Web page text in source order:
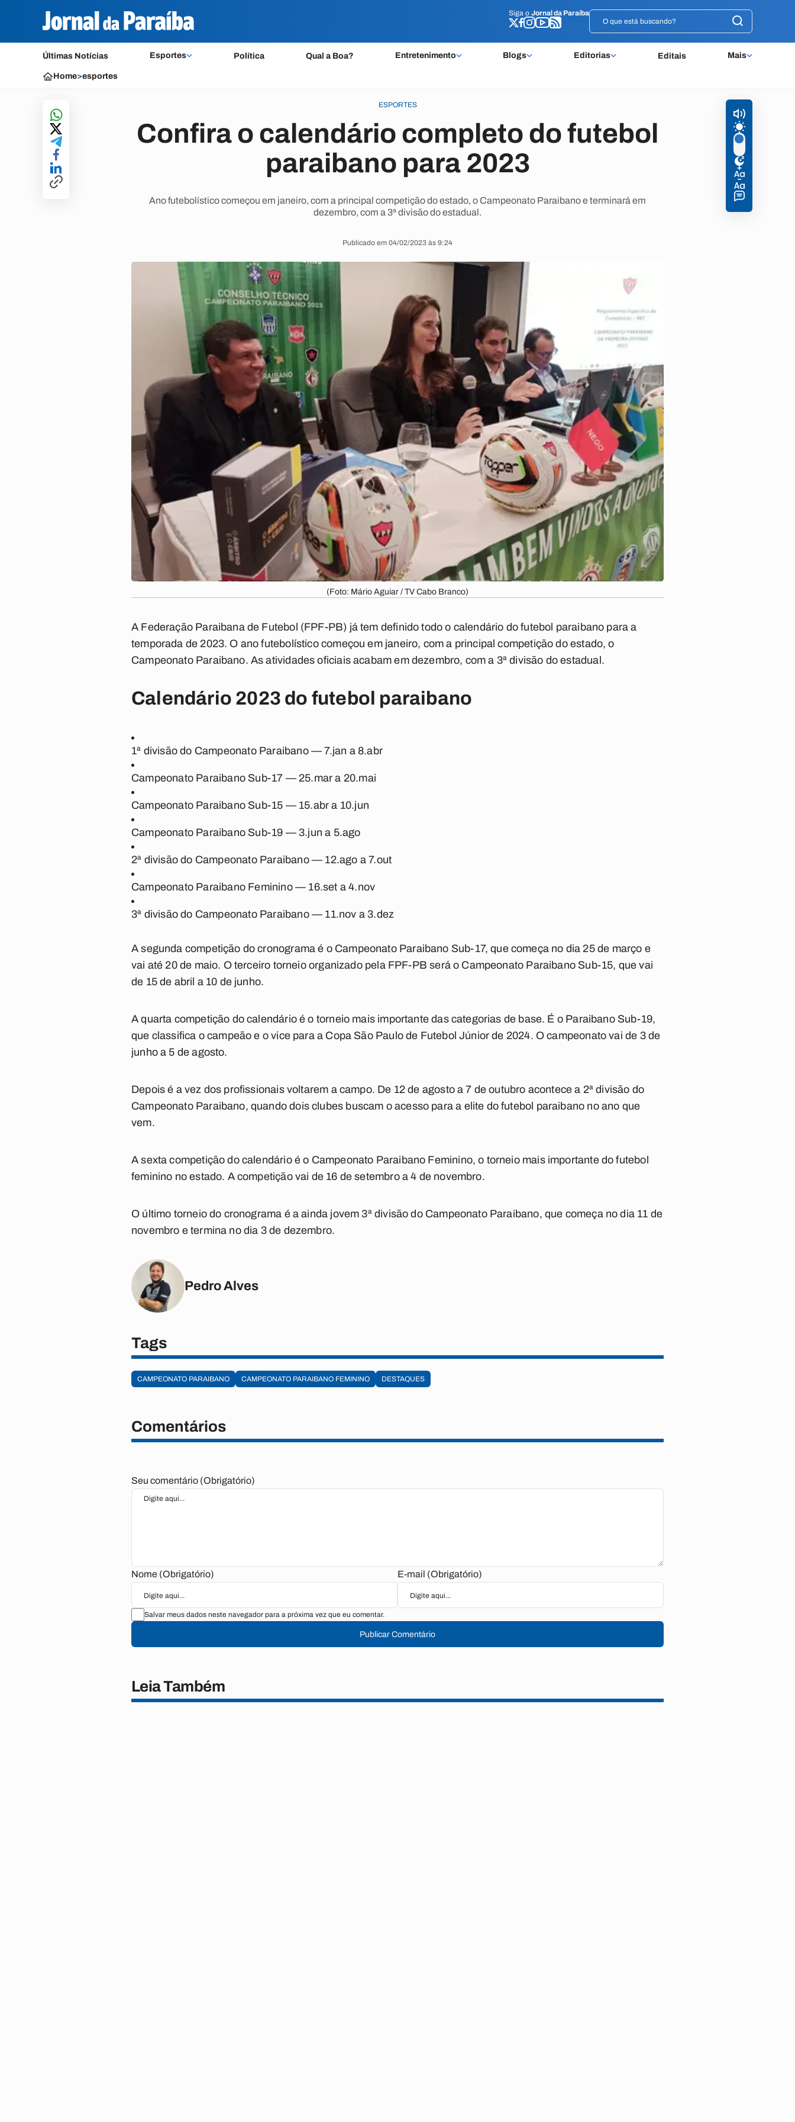
Siga o Jornal da Paraíba
Últimas Notícias Esportes Política Qual a Boa? Entretenimento Blogs Editorias Editais Mais
Siga o Jornal da Paraíba
Home>esportes
ESPORTES
Confira o calendário completo do futebol
paraibano para 2023
Ano futebolístico começou em janeiro, com a principal competição do estado, o Campeonato Paraibano e terminará em
dezembro, com a 3ª divisão do estadual.
Publicado em 04/02/2023 às 9:24
(Foto: Mário Aguiar / TV Cabo Branco)
A Federação Paraibana de Futebol (FPF-PB) já tem definido todo o calendário do futebol paraibano para a
temporada de 2023. O ano futebolístico começou em janeiro, com a principal competição do estado, o
Campeonato Paraibano. As atividades oficiais acabam em dezembro, com a 3ª divisão do estadual.
Calendário 2023 do futebol paraibano
1ª divisão do Campeonato Paraibano —7.jan a 8.abr
Campeonato Paraibano Sub-17 — 25.mar a 20.mai
Campeonato Paraibano Sub-15 — 15.abr a 10.jun
Campeonato Paraibano Sub-19 — 3.jun a 5.ago
2ª divisão do Campeonato Paraibano— 12.ago a 7.out
Campeonato Paraibano Feminino — 16.set a 4.nov
3ª divisão do Campeonato Paraibano — 11.nov a 3.dez
A segunda competição do cronograma é o Campeonato Paraibano Sub-17, que começa no dia 25 de março e
vai até 20 de maio. O terceiro torneio organizado pela FPF-PB será o Campeonato Paraibano Sub-15, que vai
de 15 de abril a 10 de junho.
A quarta competição do calendário é o torneio mais importante das categorias de base. É o Paraibano Sub-19,
que classifica o campeão e o vice para a Copa São Paulo de Futebol Júnior de 2024. O campeonato vai de 3 de
junho a 5 de agosto.
Depois é a vez dos profissionais voltarem a campo. De 12 de agosto a 7 de outubro acontece a 2ª divisão do
Campeonato Paraibano, quando dois clubes buscam o acesso para a elite do futebol paraibano no ano que
vem.
A sexta competição do calendário é o Campeonato Paraibano Feminino, o torneio mais importante do futebol
feminino no estado. A competição vai de 16 de setembro a 4 de novembro.
O último torneio do cronograma é a ainda jovem 3ª divisão do Campeonato Paraibano, que começa no dia 11 de
novembro e termina no dia 3 de dezembro.
Pedro Alves
Tags
CAMPEONATO PARAIBANO CAMPEONATO PARAIBANO FEMININO DESTAQUES
Comentários
Seu comentário (Obrigatório)
Nome (Obrigatório) E-mail (Obrigatório)
Salvar meus dados neste navegador para a próxima vez que eu comentar.
Publicar Comentário
Leia Também